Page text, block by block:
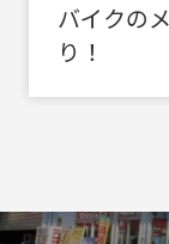
バイクの
り！